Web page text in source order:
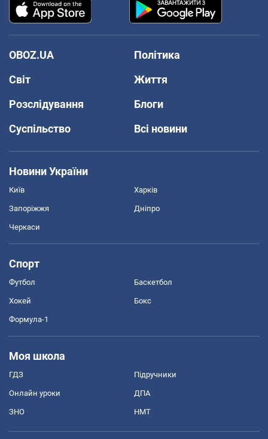
OBOZ.UA
Політика
Світ
Життя
Розслідування
Блоги
Суспільство
Всі новини
Новини України
Київ Харків
Запоріжжя Дніпро
Черкаси
Спорт
Футбол Баскетбол
Хокей Бокс
Формула-1
Моя школа
ГДЗ Підручники
Онлайн уроки ДПА
ЗНО НМТ